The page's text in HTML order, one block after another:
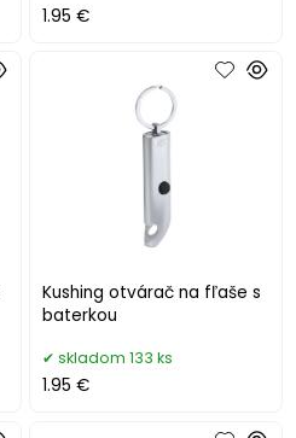
1.95 €
Kushing otvárač na fľaše s
baterkou
skladom 133 ks
1.95 €